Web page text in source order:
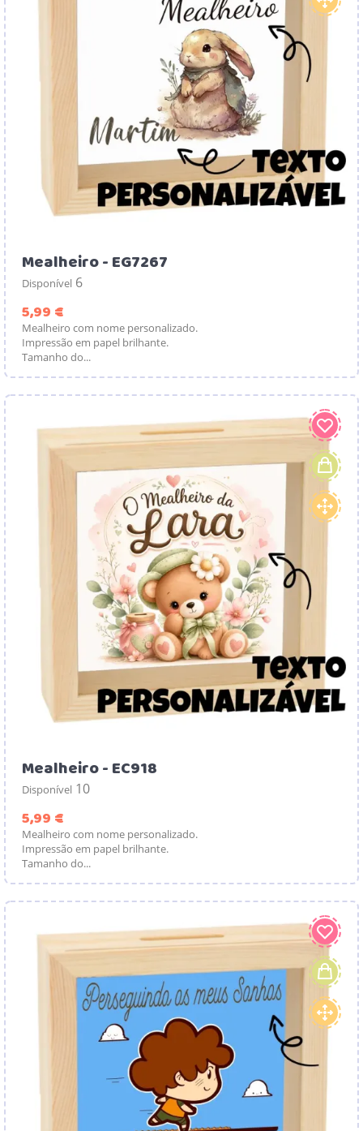
Mealheiro - EG7267
Disponível 6
5,99 €
Mealheiro com nome personalizado.
Impressão em papel brilhante.
Tamanho do...
Mealheiro - EC918
Disponível 10
5,99 €
Mealheiro com nome personalizado.
Impressão em papel brilhante.
Tamanho do...